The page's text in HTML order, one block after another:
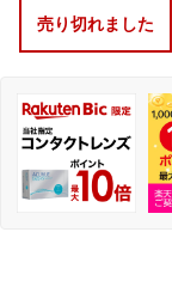
売り切れました